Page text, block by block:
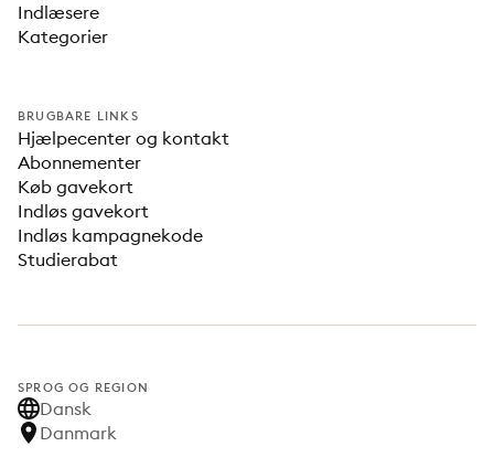
Indlæsere
Kategorier
BRUGBARE LINKS
Hjælpecenter og kontakt
Abonnementer
Køb gavekort
Indløs gavekort
Indløs kampagnekode
Studierabat
SPROG OG REGION
Dansk
Danmark